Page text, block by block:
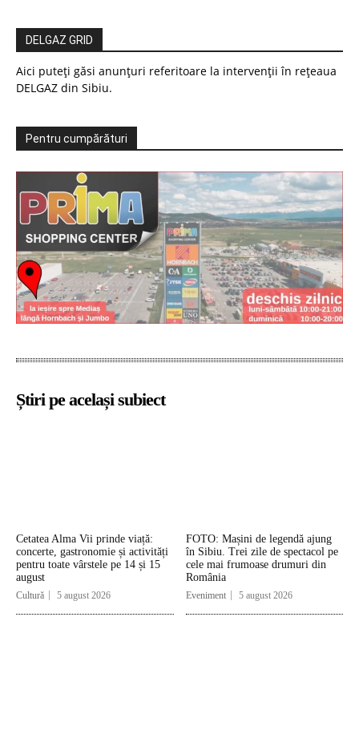
DELGAZ GRID
Aici puteți găsi anunțuri referitoare la intervenții în rețeaua
DELGAZ din Sibiu.
Pentru cumpărături
Știri pe același subiect
Cetatea Alma Vii prinde viață:
concerte, gastronomie și activități
pentru toate vârstele pe 14 și 15
august
Cultură 5 august 2026
FOTO: Mașini de legendă ajung
în Sibiu. Trei zile de spectacol pe
cele mai frumoase drumuri din
România
Eveniment 5 august 2026